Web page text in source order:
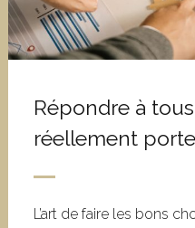
Répondre à
réellement
L’art de faire les bons